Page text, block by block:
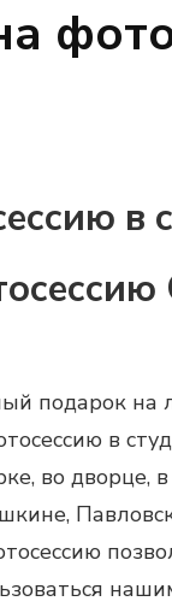
в
подарок на
в
во дворце,